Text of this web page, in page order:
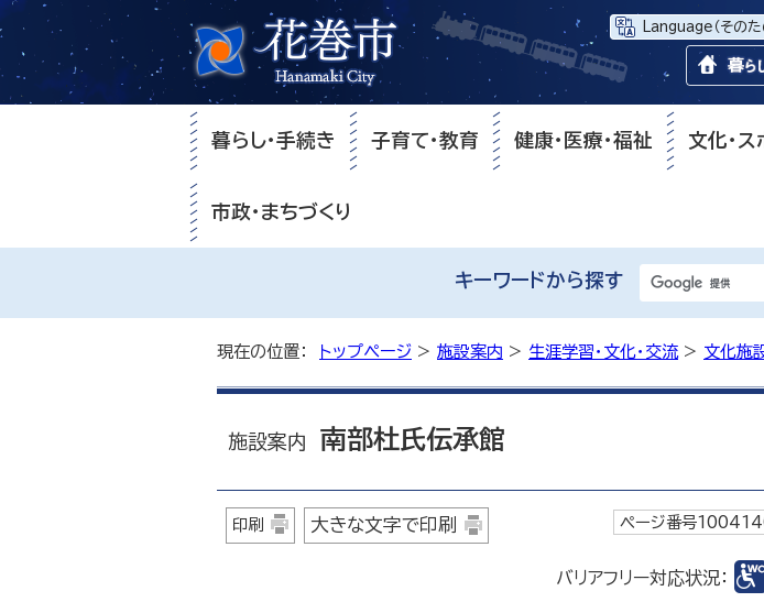
Language （その
暮らし・手続き 子育て・教育 健康・医療・福祉 文化・ス
市政・まちづくり
キーワードから探す
現在の位置： トップページ > 施設案内 > 生涯学習・文化・交流> 文化施
施設案内 南部杜氏伝承館
印刷 大きな文字で印刷 ページ番号
バリアフリー対応状況：